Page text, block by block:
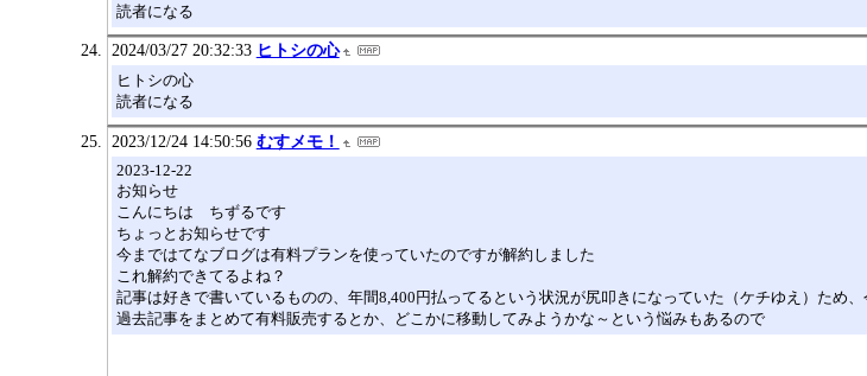
読者になる
2024/03/27 20:32:33 ヒトシの心
ヒトシの心
読者になる
2023/12/24 14:50:56 むすメモ！
2023-12-22
お知らせ
こんにちは ちずるです
ちょっとお知らせです
今まではてなブログは有料プランを使っていたのですが解約しました
これ解約できてるよね？
記事は好きで書いているものの、年間8,400円払ってるという状況が尻叩きになっていた（ケチゆえ）ため
過去記事をまとめて有料販売するとか、どこかに移動してみようかな～という悩みもあるので